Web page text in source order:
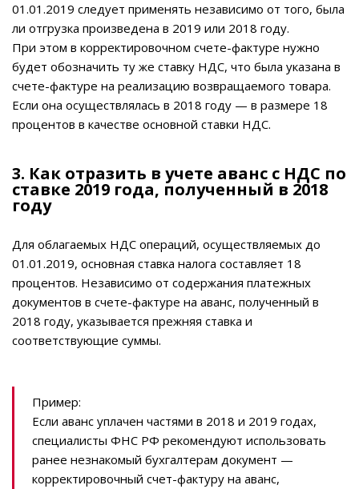
01.01.2019 следует применять независимо от того, была
ли отгрузка произведена в 2019 или 2018 году.
При этом в корректировочном счете-фактуре нужно
будет обозначить ту же ставку НДС, что была указана в
счете-фактуре на реализацию возвращаемого товара.
Если она осуществлялась в 2018 году — в размере 18
процентов в качестве основной ставки НДС.
3. Как отразить в учете аванс с НДС по
ставке 2019 года, полученный в 2018
году
Для облагаемых НДС операций, осуществляемых до
01.01.2019, основная ставка налога составляет 18
процентов. Независимо от содержания платежных
документов в счете-фактуре на аванс, полученный в
2018 году, указывается прежняя ставка и
соответствующие суммы.
Пример:
Если аванс уплачен частями в 2018 и 2019 годах,
специалисты ФНС РФ рекомендуют использовать
ранее незнакомый бухгалтерам документ —
корректировочный счет-фактуру на аванс,